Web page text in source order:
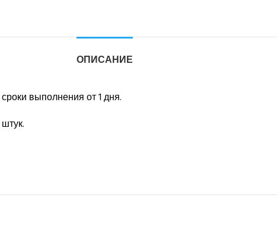
ОПИСАНИЕ
выполнения от 1 дня.